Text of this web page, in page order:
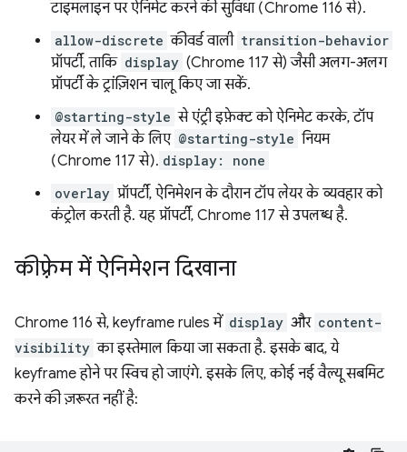
टाइमलाइन पर ऐनिमेट करने की सुविधा (Chrome 116 से).
allow-discrete कीवर्ड वाली transition-behavior
प्रॉपर्टी, ताकि display (Chrome 117 से) जैसी अलग-अलग
प्रॉपर्टी के ट्रांज़िशन चालू किए जा सकें.
@starting-style से एंट्री इफ़ेक्ट को ऐनिमेट करके, टॉप
लेयर में ले जाने के लिए @starting-style नियम
(Chrome 117 से). display: none
overlay प्रॉपर्टी, ऐनिमेशन के दौरान टॉप लेयर के व्यवहार को
कंट्रोल करती है. यह प्रॉपर्टी, Chrome 117 से उपलब्ध है.
कीफ़्रेम में ऐनिमेशन दिखाना
Chrome 116 से, keyframe rules में display और content-
visibility का इस्तेमाल किया जा सकता है. इसके बाद, ये
keyframe होने पर स्विच हो जाएंगे. इसके लिए, कोई नई वैल्यू सबमिट
करने की ज़रूरत नहीं है: